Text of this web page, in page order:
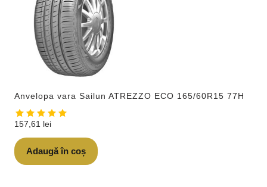
Anvelopa vara Sailun ATREZZO ECO 165/60R15 77H
157,61 lei
Adaugă în coș